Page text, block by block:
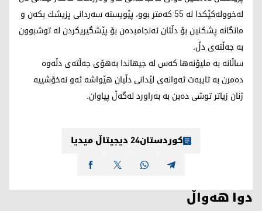
لەخوولەکێکدا لە 55 کەمتر بوو، پێویستە سەردانی پزیشك بكەن و
مانگانە پشكنین بۆ دڵتان ئەنجامبدەن بۆ پێشگیریكردن لە توشبوون
بە جەڵتەی دڵ.
ساڵانە بە ملیۆنەها كەس لە جیھاندا بەھۆی جەڵتەی دڵەوە
دەمرن بە تایبەت ئەوانەی لێدانی دڵیان ھێواشە ئەو نەخۆشییە
ژنان زیاتر توشی دەبن بە بەراورد لەگەڵ پیاوان.
کوردستان24 دیجیتاڵ میدیا
دوا هەواڵ